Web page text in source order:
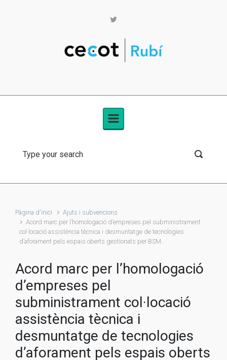
Pàgina d'inici
Ajuts i subvencions
Acord marc per l’homologació d’empreses pel subministrament
col·locació assistència tècnica i desmuntatge de tecnologies
d’aforament pels espais oberts gestionats per BSM.
Acord marc per l’homologació
d’empreses pel
subministrament col·locació
assistència tècnica i
desmuntatge de tecnologies
d’aforament pels espais oberts